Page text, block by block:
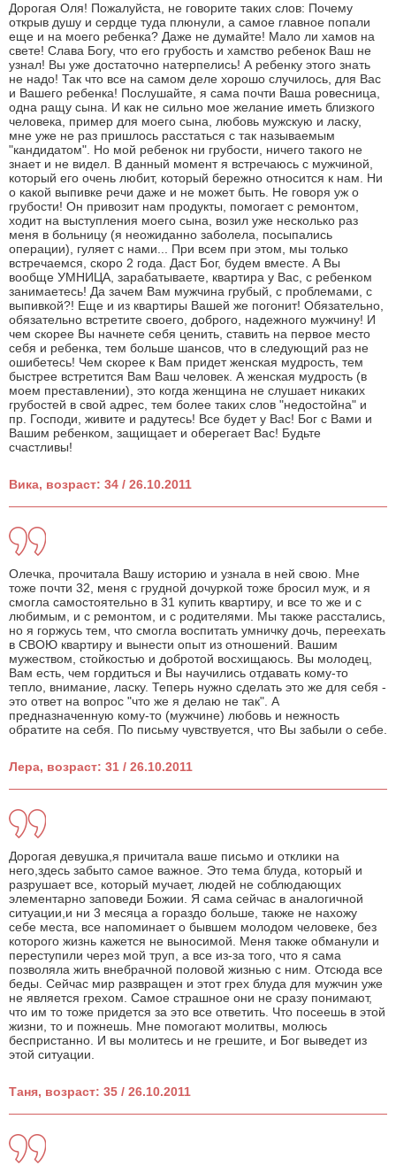
Дорогая Оля! Пожалуйста, не говорите таких слов: Почему
открыв душу и сердце туда плюнули, а самое главное попали
еще и на моего ребенка? Даже не думайте! Мало ли хамов на
свете! Слава Богу, что его грубость и хамство ребенок Ваш не
узнал! Вы уже достаточно натерпелись! А ребенку этого знать
не надо! Так что все на самом деле хорошо случилось, для Вас
и Вашего ребенка! Послушайте, я сама почти Ваша ровесница,
одна ращу сына. И как не сильно мое желание иметь близкого
человека, пример для моего сына, любовь мужскую и ласку,
мне уже не раз пришлось расстаться с так называемым
"кандидатом". Но мой ребенок ни грубости, ничего такого не
знает и не видел. В данный момент я встречаюсь с мужчиной,
который его очень любит, который бережно относится к нам. Ни
о какой выпивке речи даже и не может быть. Не говоря уж о
грубости! Он привозит нам продукты, помогает с ремонтом,
ходит на выступления моего сына, возил уже несколько раз
меня в больницу (я неожиданно заболела, посыпались
операции), гуляет с нами... При всем при этом, мы только
встречаемся, скоро 2 года. Даст Бог, будем вместе. А Вы
вообще УМНИЦА, зарабатываете, квартира у Вас, с ребенком
занимаетесь! Да зачем Вам мужчина грубый, с проблемами, с
выпивкой?! Еще и из квартиры Вашей же погонит! Обязательно,
обязательно встретите своего, доброго, надежного мужчину! И
чем скорее Вы начнете себя ценить, ставить на первое место
себя и ребенка, тем больше шансов, что в следующий раз не
ошибетесь! Чем скорее к Вам придет женская мудрость, тем
быстрее встретится Вам Ваш человек. А женская мудрость (в
моем преставлении), это когда женщина не слушает никаких
грубостей в свой адрес, тем более таких слов "недостойна" и
пр. Господи, живите и радутесь! Все будет у Вас! Бог с Вами и
Вашим ребенком, защищает и оберегает Вас! Будьте
счастливы!
Вика, возраст: 34 / 26.10.2011
Олечка, прочитала Вашу историю и узнала в ней свою. Мне
тоже почти 32, меня с грудной дочуркой тоже бросил муж, и я
смогла самостоятельно в 31 купить квартиру, и все то же и с
любимым, и с ремонтом, и с родителями. Мы также расстались,
но я горжусь тем, что смогла воспитать умничку дочь, переехать
в СВОЮ квартиру и вынести опыт из отношений. Вашим
мужеством, стойкостью и добротой восхищаюсь. Вы молодец,
Вам есть, чем гордиться и Вы научились отдавать кому-то
тепло, внимание, ласку. Теперь нужно сделать это же для себя -
это ответ на вопрос "что же я делаю не так". А
предназначенную кому-то (мужчине) любовь и нежность
обратите на себя. По письму чувствуется, что Вы забыли о себе.
Лера, возраст: 31 / 26.10.2011
Дорогая девушка,я причитала ваше письмо и отклики на
него,здесь забыто самое важное. Это тема блуда, который и
разрушает все, который мучает, людей не соблюдающих
элементарно заповеди Божии. Я сама сейчас в аналогичной
ситуации,и ни 3 месяца а гораздо больше, также не нахожу
себе места, все напоминает о бывшем молодом человеке, без
которого жизнь кажется не выносимой. Меня также обманули и
переступили через мой труп, а все из-за того, что я сама
позволяла жить внебрачной половой жизнью с ним. Отсюда все
беды. Сейчас мир развращен и этот грех блуда для мужчин уже
не является грехом. Самое страшное они не сразу понимают,
что им то тоже придется за это все ответить. Что посеешь в этой
жизни, то и пожнешь. Мне помогают молитвы, молюсь
беспристанно. И вы молитесь и не грешите, и Бог выведет из
этой ситуации.
Таня, возраст: 35 / 26.10.2011